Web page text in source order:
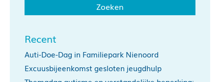
Recent
Auti-Doe-Dag in Familiepark Nienoord
Excuusbijeenkomst gesloten jeugdhulp